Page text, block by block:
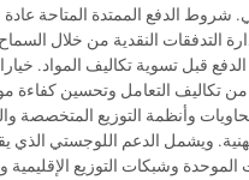
شروط الدفع الممتدة المتاحة
التدفقات النقدية من خلال
قبل تسوية تكاليف المواد.
تكاليف التعامل وتحسين كفاءة
وأنظمة التوزيع المتخصصة
ويشمل الدعم اللوجستي الذي
الموحدة وشبكات التوزيع الإقليمية